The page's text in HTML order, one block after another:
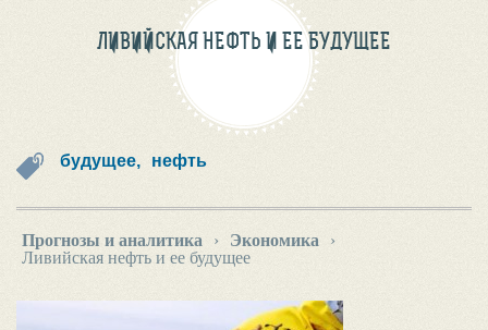
ЛИВИЙСКАЯ НЕФТЬ И ЕЕ БУДУЩЕЕ
будущее, нефть
Прогнозы и аналитика › Экономика
›
Ливийская нефть и ее будущее